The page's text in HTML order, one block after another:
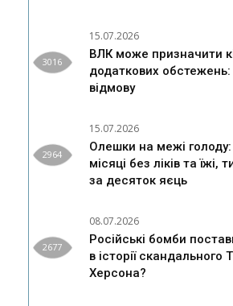
3016
15.07.2026
ВЛК може призначити
додаткових
відмову
2964
15.07.2026
Олешки на межі голоду:
місяці без ліків та їжі,
за десяток яєць
2677
08.07.2026
Російські бомби
в історії скандального
Херсона?